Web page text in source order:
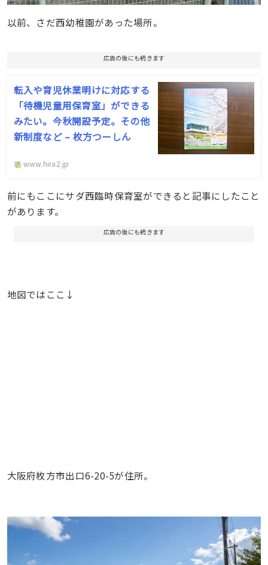
以前、さだ西幼稚園があった場所。
広告の後にも続きます
転入や育児休業明けに対応する
「待機児童用保育室」ができる
みたい。今秋開設予定。その他
新制度など – 枚方つーしん
www.hira2.jp
前にもここにサダ西臨時保育室ができると記事にしたこと
があります。
広告の後にも続きます
地図ではここ↓
大阪府枚方市出口6-20-5が住所。